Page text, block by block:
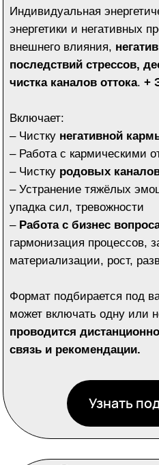
Сакральные практики-
Персональные энергетические
раскрытие женской природыи
более благоприятного вектора
Включают:
–Ритуалы к дню рожденияи
жизненным переходам
– Практики на
раскрытие/увеличение
сексуальности и женственности
– Работа с Лилит, Афродитой,
–Гармонизация пары по чакрам
Каждая практика подбирается
учётом вашего состояния и текущего
этапа.
Работа проводится дистанционно.
Узнать подробнее